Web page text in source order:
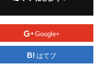
Google+
はてブ